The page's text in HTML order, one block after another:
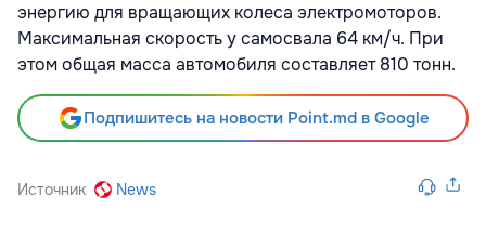
энергию для вращающих колеса электромоторов.
Максимальная скорость у самосвала 64 км/ч. При
этом общая масса автомобиля составляет 810 тонн.
Подпишитесь на новости Point.md в Google
Источник News